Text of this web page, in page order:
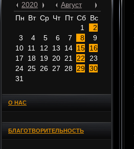
2020
Август
Пн Вт Ср Чт Пт Сб Вс
1
2
3
4 5 6 7 8
9
10 11 12 13 14 15
16
17
18 19 20 21 22
23
24 25 26 27 28 29 30
31
О НАС
БЛАГОТВОРИТЕЛЬНОСТЬ